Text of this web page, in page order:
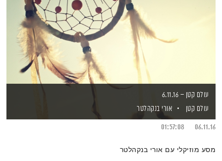
עולם קטן – 6.11.16
עולם קטן
אורי בנקהלטר
06.11.16
01:57:08
מסע מוזיקלי עם אורי בנקהלטר